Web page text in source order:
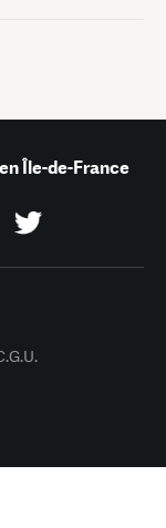
Île-de-France